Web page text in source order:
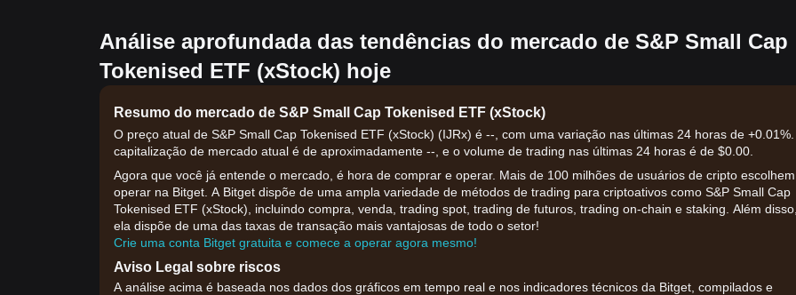
Análise aprofundada das tendências do mercado de S&P Small Cap
Tokenised ETF (xStock) hoje
Resumo do mercado de S&P Small Cap Tokenised ETF (xStock)
O preço atual de S&P Small Cap Tokenised ETF (xStock) (IJRx) é --, com uma variação nas últimas 24 horas de
capitalização de mercado atual é de aproximadamente --, e o volume de trading nas últimas 24 horas é de $0.00.
Agora que você já entende o mercado, é hora de comprar e operar. Mais de 100 milhões de usuários de cripto escolhem
operar na Bitget. A Bitget dispõe de uma ampla variedade de métodos de trading para criptoativos como S&P Small Cap
Tokenised ETF (xStock), incluindo compra, venda, trading spot, trading de futuros, trading on-chain e staking. Além disso,
ela dispõe de uma das taxas de transação mais vantajosas de todo o setor!
Crie uma conta Bitget gratuita e comece a operar agora mesmo!
Aviso Legal sobre riscos
A análise acima é baseada nos dados dos gráficos em tempo real e nos indicadores técnicos da Bitget, compilados e